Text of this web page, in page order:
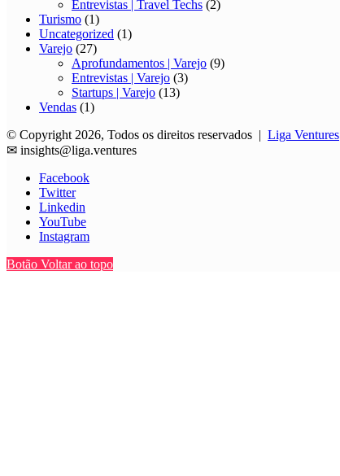
Entrevistas | Travel Techs (2)
Turismo (1)
Uncategorized (1)
Varejo (27)
Aprofundamentos | Varejo (9)
Entrevistas | Varejo (3)
Startups | Varejo (13)
Vendas (1)
© Copyright 2026, Todos os direitos reservados | Liga Ventures
✉ insights@liga.ventures
Facebook
Twitter
Linkedin
YouTube
Instagram
Botão Voltar ao topo